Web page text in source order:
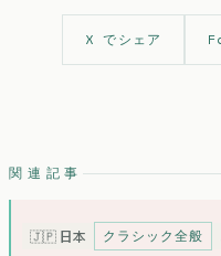
X でシェア
関連記事
🇯🇵 日本 クラシック全般